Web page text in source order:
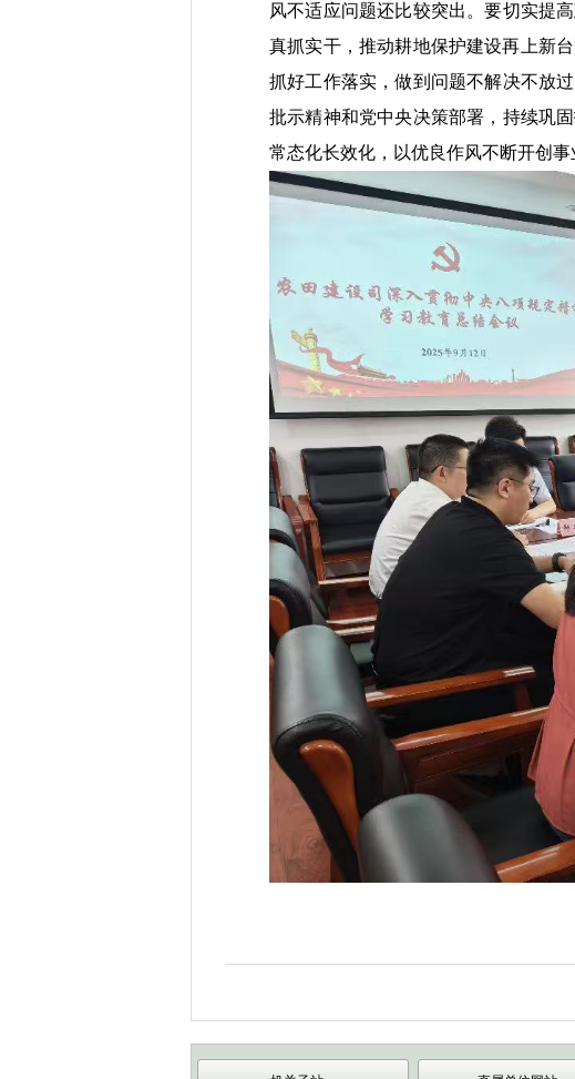
风不适应问题还比较突出 。要切实提
真抓实干，推动耕地保护建设再上新
抓好工作落实，做到问题不解决不放
批示精神和党中央决策部署，持续巩
常态化长效化，以优良作风不断开创